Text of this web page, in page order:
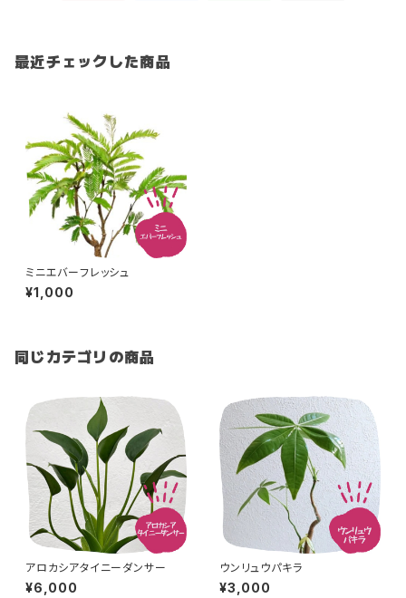
最近チェックした商品
ミニエバーフレッシュ
¥1,000
同じカテゴリの商品
アロカシアタイニーダンサー
¥6,000
ウンリュウパキラ
¥3,000